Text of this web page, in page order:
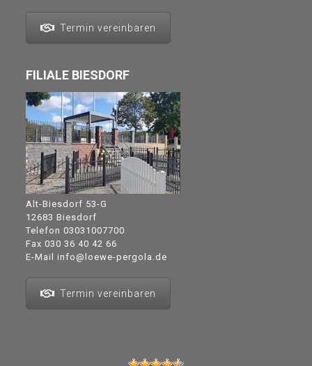
Termin vereinbaren
FILIALE BIESDORF
Alt-Biesdorf 53-G
12683 Biesdorf
Telefon 03031007700
Fax 030 36 40 42 66
E-Mail info@loewe-pergola.de
Termin vereinbaren